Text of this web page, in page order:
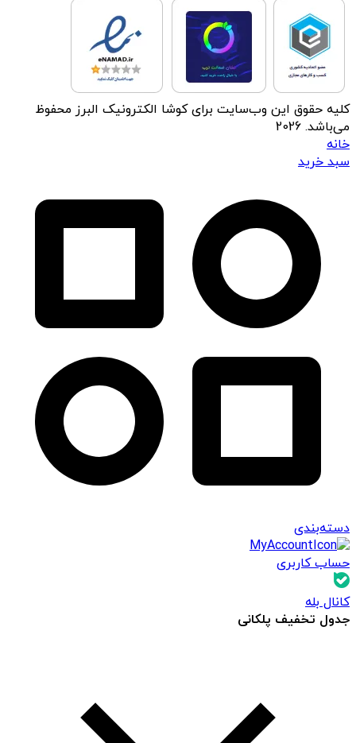
کلیه حقوق این وب‌سایت برای کوشا الکترونیک البرز محفوظ
می‌باشد. 2026
خانه
سبد خرید
دسته‌بندی
حساب کاربری
کانال بله
جدول تخفیف پلکانی